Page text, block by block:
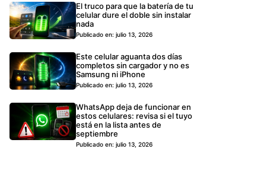
El truco para que la batería de tu
celular dure el doble sin instalar
nada
Publicado en: julio 13, 2026
Este celular aguanta dos días
completos sin cargador y no es
Samsung ni iPhone
Publicado en: julio 13, 2026
WhatsApp deja de funcionar en
estos celulares: revisa si el tuyo
está en la lista antes de
septiembre
Publicado en: julio 13, 2026